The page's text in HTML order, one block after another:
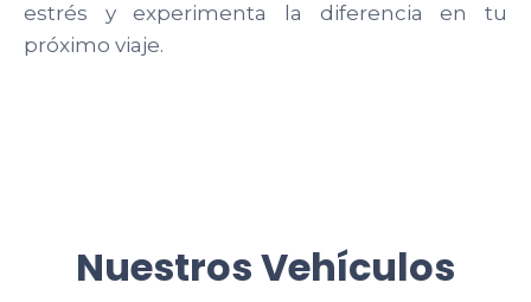
estrés y experimenta la diferencia en tu
próximo viaje.
Nuestros Vehículos